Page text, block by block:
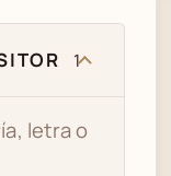
1
letra o